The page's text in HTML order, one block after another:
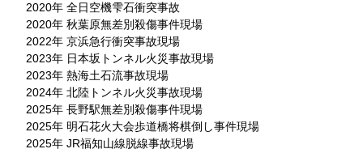
2020年 全日空機雫石衝突事故
2020年 秋葉原無差別殺傷事件現場
2022年 京浜急行衝突事故現場
2023年 日本坂トンネル火災事故現場
2023年 熱海土石流事故現場
2024年 北陸トンネル火災事故現場
2025年 長野駅無差別殺傷事件現場
2025年 明石花火大会歩道橋将棋倒し事件現場
2025年 JR福知山線脱線事故現場